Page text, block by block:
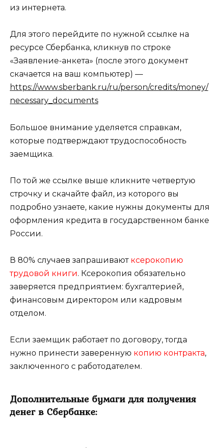
из интернета.
Для этого перейдите по нужной ссылке на
ресурсе Сбербанка, кликнув по строке
«Заявление-анкета» (после этого документ
скачается на ваш компьютер) —
https://www.sberbank.ru/ru/person/credits/money/
necessary_documents
Большое внимание уделяется справкам,
которые подтверждают трудоспособность
заемщика.
По той же ссылке выше кликните четвертую
строчку и скачайте файл, из которого вы
подробно узнаете, какие нужны документы для
оформления кредита в государственном банке
России.
В 80% случаев запрашивают ксерокопию
трудовой книги. Ксерокопия обязательно
заверяется предприятием: бухгалтерией,
финансовым директором или кадровым
отделом.
Если заемщик работает по договору, тогда
нужно принести заверенную копию контракта,
заключенного с работодателем.
Дополнительные бумаги для получения
денег в Сбербанке: